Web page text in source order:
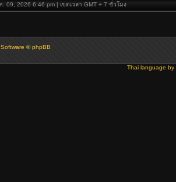
09, 2026 6:46 pm | เขตเวลา GMT + 7 ชั่วโมง
© phpBB
Thai language by